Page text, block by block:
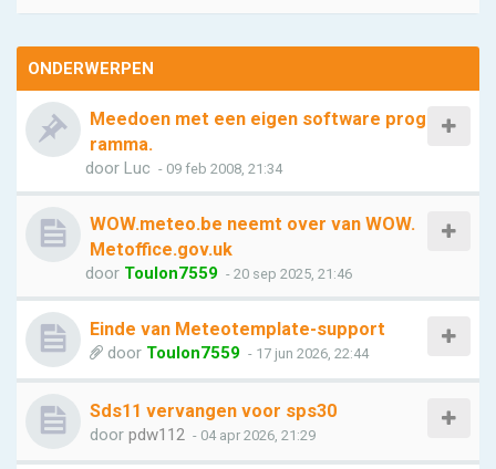
ONDERWERPEN
Meedoen met een eigen software prog
ramma.
door Luc - 09 feb 2008, 21:34
WOW.meteo.be neemt over van WOW.
Metoffice.gov.uk
door Toulon7559 - 20 sep 2025, 21:46
Einde van Meteotemplate-support
door Toulon7559 - 17 jun 2026, 22:44
Sds11 vervangen voor sps30
door pdw112 - 04 apr 2026, 21:29